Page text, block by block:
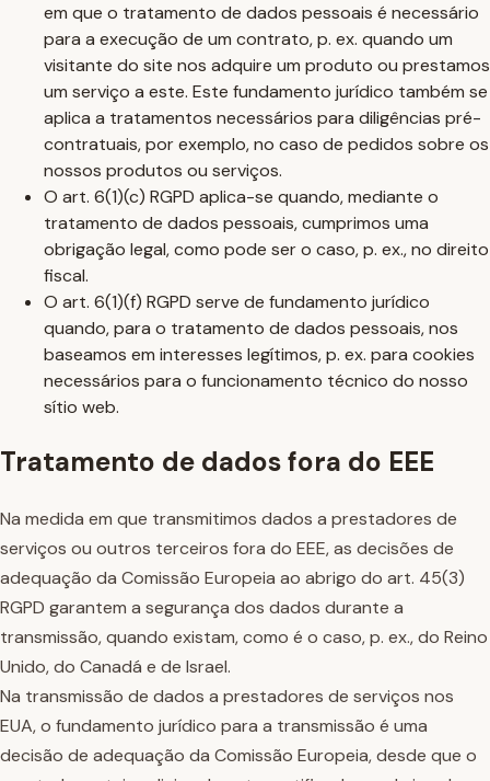
em que o tratamento de dados pessoais é necessário
para a execução de um contrato, p. ex. quando um
visitante do site nos adquire um produto ou prestamos
um serviço a este. Este fundamento jurídico também se
aplica a tratamentos necessários para diligências pré-
contratuais, por exemplo, no caso de pedidos sobre os
nossos produtos ou serviços.
O art. 6(1)(c) RGPD aplica-se quando, mediante o
tratamento de dados pessoais, cumprimos uma
obrigação legal, como pode ser o caso, p. ex., no direito
fiscal.
O art. 6(1)(f) RGPD serve de fundamento jurídico
quando, para o tratamento de dados pessoais, nos
baseamos em interesses legítimos, p. ex. para cookies
necessários para o funcionamento técnico do nosso
sítio web.
Tratamento de dados fora do EEE
Na medida em que transmitimos dados a prestadores de
serviços ou outros terceiros fora do EEE, as decisões de
adequação da Comissão Europeia ao abrigo do art. 45(3)
RGPD garantem a segurança dos dados durante a
transmissão, quando existam, como é o caso, p. ex., do Reino
Unido, do Canadá e de Israel.
Na transmissão de dados a prestadores de serviços nos
EUA, o fundamento jurídico para a transmissão é uma
decisão de adequação da Comissão Europeia, desde que o